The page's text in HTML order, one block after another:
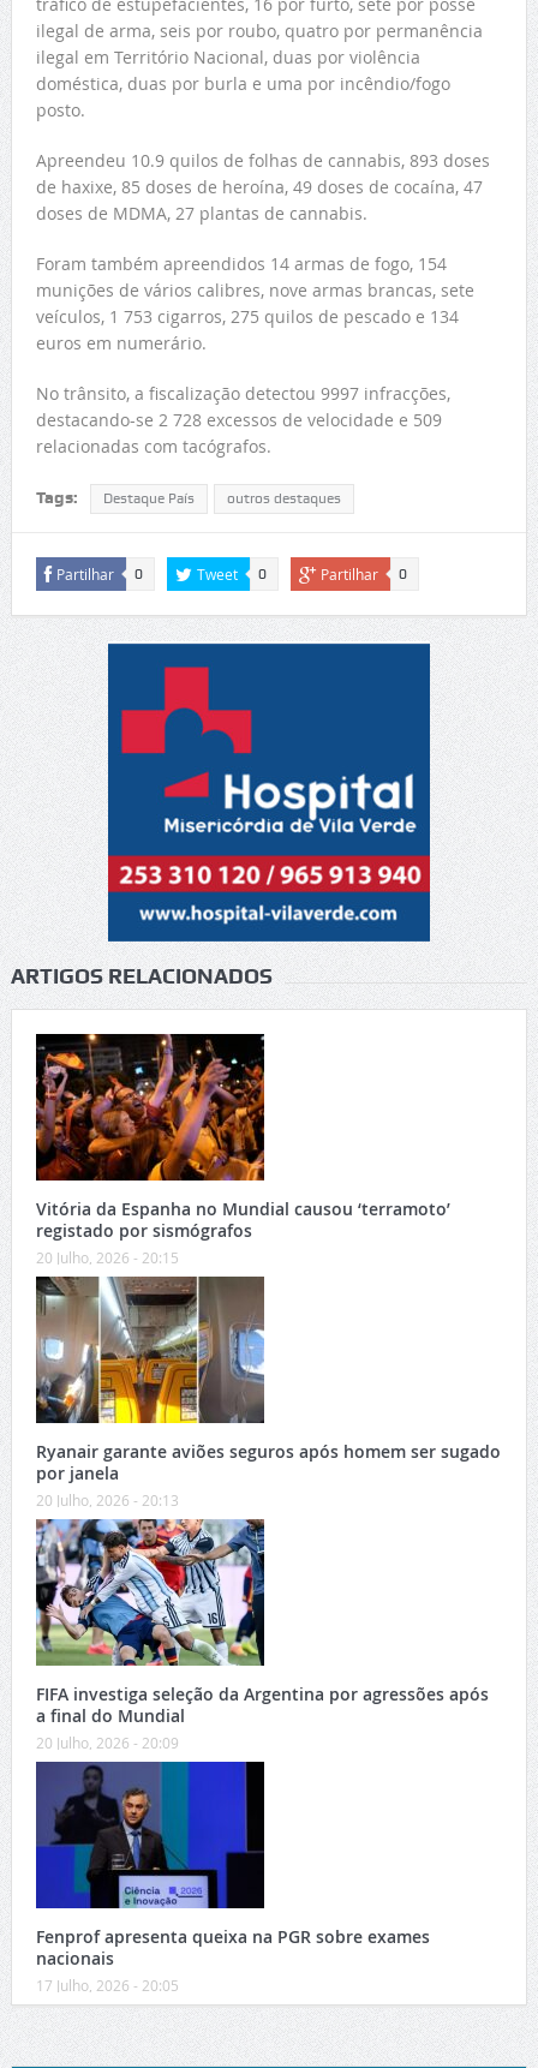
ilegal de arma, seis por roubo, quatro por permanência
ilegal em Território Nacional, duas por violência
doméstica, duas por burla e uma por incêndio/fogo
posto.
Apreendeu 10.9 quilos de folhas de cannabis, 893 doses
de haxixe, 85 doses de heroína, 49 doses de cocaína, 47
doses de MDMA, 27 plantas de cannabis.
Foram também apreendidos 14 armas de fogo, 154
munições de vários calibres, nove armas brancas, sete
veículos, 1 753 cigarros, 275 quilos de pescado e 134
euros em numerário.
No trânsito, a fiscalização detectou 9997 infracções,
destacando-se 2 728 excessos de velocidade e 509
relacionadas com tacógrafos.
Tags: Destaque País outros destaques
Partilhar 0 Tweet 0 Partilhar 0
ARTIGOS RELACIONADOS
Vitória da Espanha no Mundial causou ‘terramoto’
registado por sismógrafos
20 Julho, 2026 - 20:15
Ryanair garante aviões seguros após homem ser sugado
por janela
20 Julho, 2026 - 20:13
FIFA investiga seleção da Argentina por agressões após
a final do Mundial
20 Julho, 2026 - 20:09
Fenprof apresenta queixa na PGR sobre exames
nacionais
17 Julho, 2026 - 20:05